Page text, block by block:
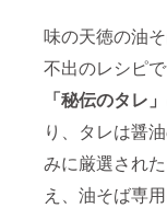
味の天徳の油
不出のレシピ
「秘伝のタレ」
り、タレは醤
みに厳選され
え、油そば専